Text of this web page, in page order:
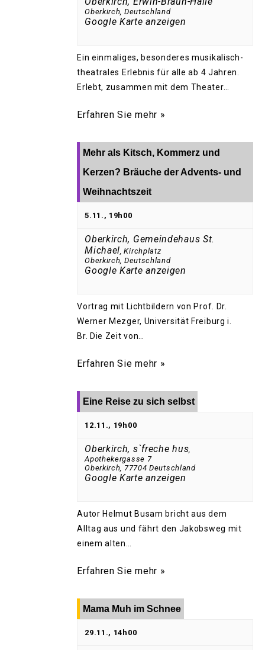
Oberkirch, Deutschland
Google Karte anzeigen
Ein einmaliges, besonderes musikalisch-
theatrales Erlebnis für alle ab 4 Jahren.
Erlebt, zusammen mit dem Theater…
Erfahren Sie mehr »
Mehr als Kitsch, Kommerz und
Kerzen? Bräuche der Advents- und
Weihnachtszeit
5.11., 19h00
Oberkirch, Gemeindehaus St.
Michael,Kirchplatz
Oberkirch, Deutschland
Google Karte anzeigen
Vortrag mit Lichtbildern von Prof. Dr.
Werner Mezger, Universität Freiburg i.
Br. Die Zeit von…
Erfahren Sie mehr »
Eine Reise zu sich selbst
12.11., 19h00
Oberkirch, s`freche hus,
Apothekergasse 7
Oberkirch, 77704 Deutschland
Google Karte anzeigen
Autor Helmut Busam bricht aus dem
Alltag aus und fährt den Jakobsweg mit
einem alten…
Erfahren Sie mehr »
Mama Muh im Schnee
29.11., 14h00